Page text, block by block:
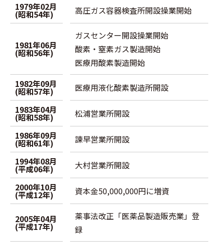
1979年02月
(昭和54年) 高圧ガス容器検査所開設操業開始
1981年06月
(昭和56年)
ガスセンター開設操業開始
酸素・窒素ガス製造開始
医療用酸素製造開始
1982年09月
(昭和57年)
医療用液化酸素製造所開設
1983年04月
(昭和58年)
松浦営業所開設
1986年09月
(昭和61年)
諫早営業所開設
1994年08月
(平成06年)
大村営業所開設
2000年10月
(平成12年) 資本金50,000,000円に増資
2005年04月
(平成17年)
薬事法改正「医薬品製造販売業」登
録